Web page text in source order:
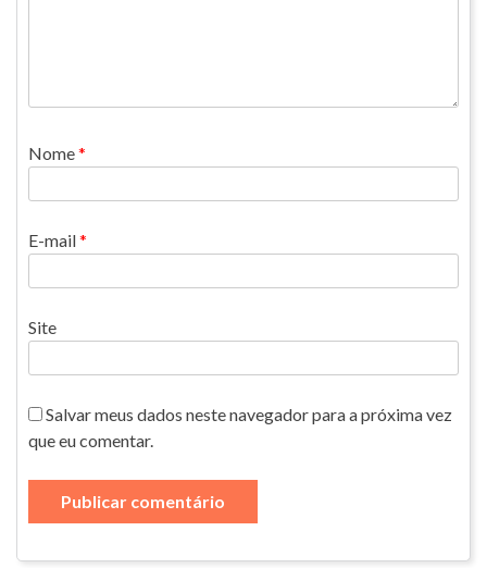
Nome*
E-mail*
Site
Salvar meus dados neste navegador para a próxima vez
que eu comentar.